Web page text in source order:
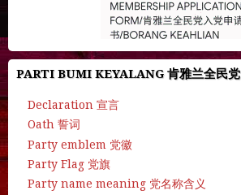
PARTI BUMI KEYALANG 肯雅兰全民党
Declaration 宣言
Oath 誓词
Party emblem 党徽
Party Flag 党旗
Party name meaning 党名称含义